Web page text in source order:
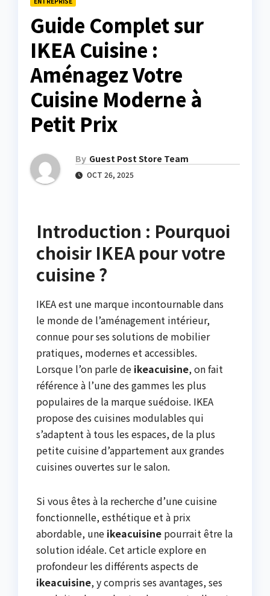
Guide Complet sur
IKEA Cuisine :
Aménagez Votre
Cuisine Moderne à
Petit Prix
By Guest Post Store Team
OCT 26, 2025
Introduction : Pourquoi
choisir IKEA pour votre
cuisine ?
IKEA est une marque incontournable dans
le monde de l’aménagement intérieur,
connue pour ses solutions de mobilier
pratiques, modernes et accessibles.
Lorsque l’on parle de ikeacuisine, on fait
référence à l’une des gammes les plus
populaires de la marque suédoise. IKEA
propose des cuisines modulables qui
s’adaptent à tous les espaces, de la plus
petite cuisine d’appartement aux grandes
cuisines ouvertes sur le salon.
Si vous êtes à la recherche d’une cuisine
fonctionnelle, esthétique et à prix
abordable, une ikeacuisine pourrait être la
solution idéale. Cet article explore en
profondeur les différents aspects de
ikeacuisine, y compris ses avantages, ses